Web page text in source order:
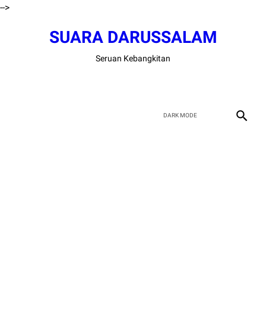
-->
SUARA DARUSSALAM
Seruan Kebangkitan